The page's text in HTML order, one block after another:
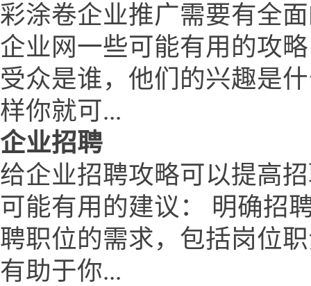
彩涂卷企业推广需要有全
企业网一些可能有用的攻
受众是谁，他们的兴趣是
样你就可...
企业招聘
给企业招聘攻略可以提高
可能有用的建议： 明确招
聘职位的需求，包括岗位
有助于你...